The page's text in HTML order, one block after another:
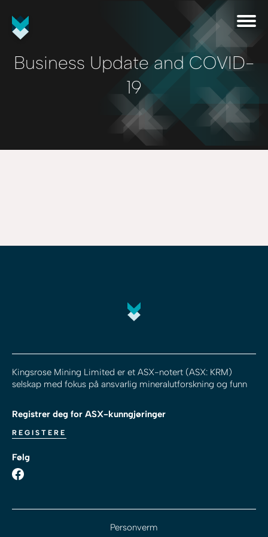
Business Update and COVID-
19
Kingsrose Mining Limited er et ASX-notert (ASX: KRM)
selskap med fokus på ansvarlig mineralutforskning og funn
Registrer deg for ASX-kunngjøringer
REGISTERE
Følg
Personverm